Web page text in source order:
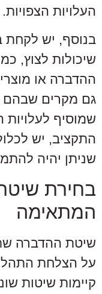
העלויות הצפויות.
בנוסף, יש לקחת
שיכולות לצוץ,
ההדברה או
גם מקרים שבהם
שמוסיף לעלויות
התקציב, יש
שניתן יהיה
בחירת
המתאימה
שיטת ההדברה
על הצלחת
קיימות שיטות